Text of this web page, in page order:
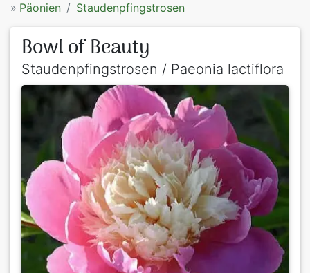
» Päonien Staudenpfingstrosen
Bowl of Beauty
Staudenpfingstrosen / Paeonia lactiflora